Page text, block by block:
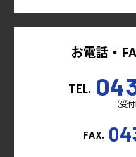
お電話・
TEL.
（受
FAX.